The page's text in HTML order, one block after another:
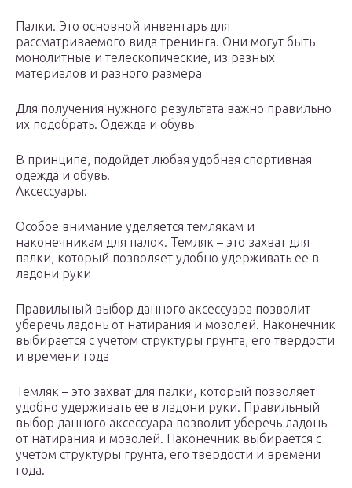
Палки. Это основной инвентарь для
рассматриваемого вида тренинга. Они могут быть
монолитные и телескопические, из разных
материалов и разного размера
Для получения нужного результата важно правильно
их подобрать. Одежда и обувь
В принципе, подойдет любая удобная спортивная
одежда и обувь.
Аксессуары.
Особое внимание уделяется темлякам и
наконечникам для палок. Темляк – это захват для
палки, который позволяет удобно удерживать ее в
ладони руки
Правильный выбор данного аксессуара позволит
уберечь ладонь от натирания и мозолей. Наконечник
выбирается с учетом структуры грунта, его твердости
и времени года
Темляк – это захват для палки, который позволяет
удобно удерживать ее в ладони руки. Правильный
выбор данного аксессуара позволит уберечь ладонь
от натирания и мозолей. Наконечник выбирается с
учетом структуры грунта, его твердости и времени
года.